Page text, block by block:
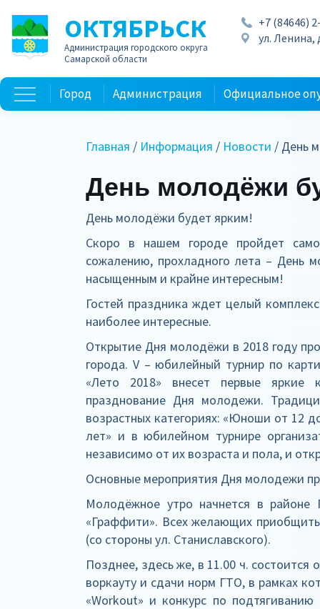
ОКТЯБРЬСК
Администрация городского округа
Самарской области
+7 (84646)
ул. Ленина,
Город Администрация Официальное
Главная / Информация / Новости / День
День молодёжи
День молодёжи будет ярким!
Скоро в нашем городе пройдет
сожалению, прохладного лета – День
насыщенным и крайне интересным!
Гостей праздника ждет целый
наиболее интересные.
Открытие Дня молодёжи в 2018 году
города. V – юбилейный турнир по
«Лето 2018» внесет первые яркие
празднование Дня молодежи.
возрастных категориях: «Юноши от 12
лет» и в юбилейном турнире
независимо от их возраста и пола, и
Основные мероприятия Дня молодежи
Молодёжное утро начнется в районе
«Граффити». Всех желающих
(со стороны ул. Станиславского).
Позднее, здесь же, в 11.00 ч.
воркауту и сдачи норм ГТО, в рамках
«Workout» и конкурс по